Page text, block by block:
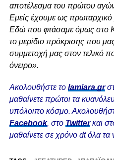
αποτέλεσμα του πρώτου
Εμείς έχουμε ως
Εδώ που φτάσαμε όμως στο
το μερίδιο πρόκρισης που
συμμετοχή μας στον τελικό
όνειρο».
Ακολουθήστε το lamiara.gr
μαθαίνετε πρώτοι τα
υπόλοιπο κόσμο.
Facebook, στο Twitterκαι
μαθαίνετε σε χρόνο dt όλα τα